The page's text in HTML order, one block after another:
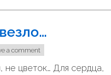
у
в
ш
и
a comment
не цветок… Для сердца,